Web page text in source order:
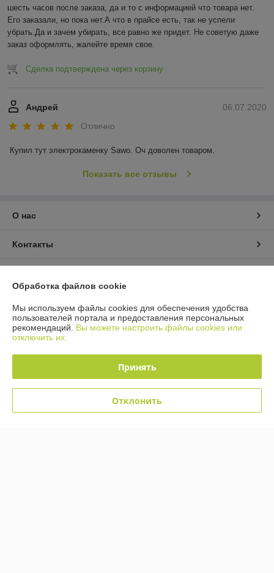
шесть часов после заказа, да и то с информацией что товара нет.
Его заказали, но пока нет.А что в прайсе есть, так не успели
убрать.Да и зачем убирать, все равно же придет. Не советую даже
заказ оформлять, жалейте время свое.
Сделка подтверждена через корзину
06.07.2020
Андрей
Отлично
Купил тут электрокаменку Sawo. Оч доволен товаром.
Показать все отзывы
О нас
Контакты
Полная версия сайта
Сайт создан на платформе Deal.by
Обработка файлов cookie
Мы используем файлы cookies для обеспечения удобства
пользователей портала и предоставления персональных
рекомендаций. Вы можете настроить файлы cookies или
отключить их.
Принять
Отклонить